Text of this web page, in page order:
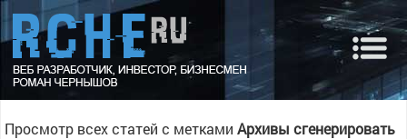
Просмотр всех статей с меткамиАрхивы сгенерировать